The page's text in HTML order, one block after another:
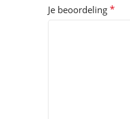
Je beoordeling *